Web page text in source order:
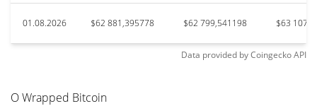
01.08.2026 $62 881,395778 $62 799,541198 $63
Data provided byCoingeckoAPI
О Wrapped Bitcoin